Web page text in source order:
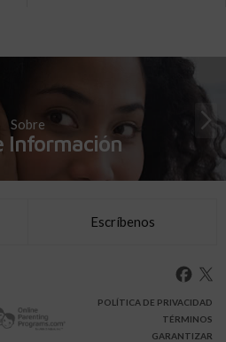
Sobre
Información
Escríbenos
POLÍTICA DE PRIVACIDAD
TÉRMINOS
GARANTIZAR